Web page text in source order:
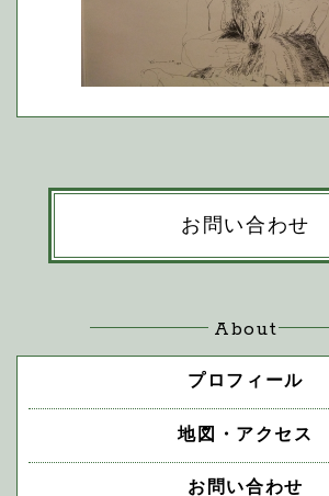
お問い合わせ
About
プロフィール
地図・アクセス
お問い合わせ